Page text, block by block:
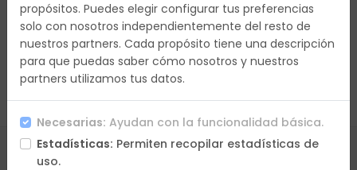
Borrar Filtros
propósitos. Puedes elegir configurar tus preferencias
solo con nosotros independientemente del resto de
nuestros partners. Cada propósito tiene una descripción
para que puedas saber cómo nosotros y nuestros
partners utilizamos tus datos.
Necesarias: Ayudan con la funcionalidad básica.
Estadísticas: Permiten recopilar estadísticas de
uso.